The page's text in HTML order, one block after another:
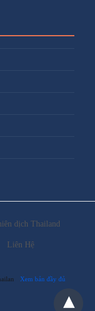
dịch Thailand
Liên Hệ
Xem bản đầy đủ